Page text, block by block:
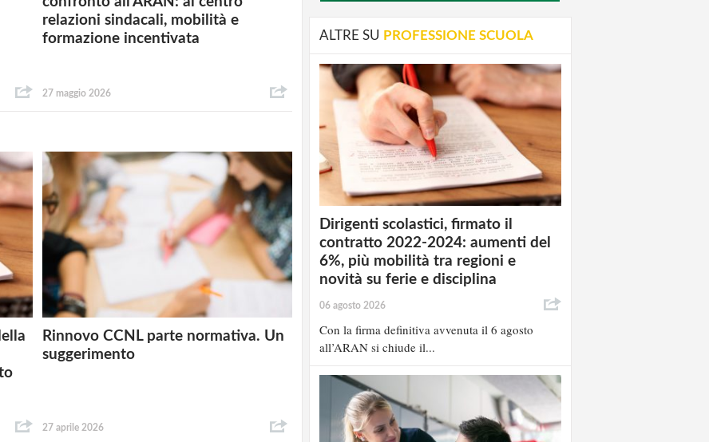
relazioni sindacali, mobilità e
formazione incentivata
27 maggio 2026
Rinnovo CCNL parte normativa. Un
suggerimento
27 aprile 2026
ALTRE SU PROFESSIONE SCUOLA
Dirigenti scolastici, firmato il
contratto 2022-2024: aumenti del
6%, più mobilità tra regioni e
novità su ferie e disciplina
06 agosto 2026
Con la firma definitiva avvenuta il 6 agosto
all’ARAN si chiude il...